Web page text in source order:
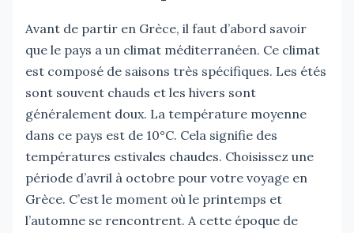
Avant de partir en Grèce, il faut d’abord savoir
que le pays a un climat méditerranéen. Ce climat
est composé de saisons très spécifiques. Les étés
sont souvent chauds et les hivers sont
généralement doux. La température moyenne
dans ce pays est de 10°C. Cela signifie des
températures estivales chaudes. Choisissez une
période d’avril à octobre pour votre voyage en
Grèce. C’est le moment où le printemps et
l’automne se rencontrent. A cette époque de